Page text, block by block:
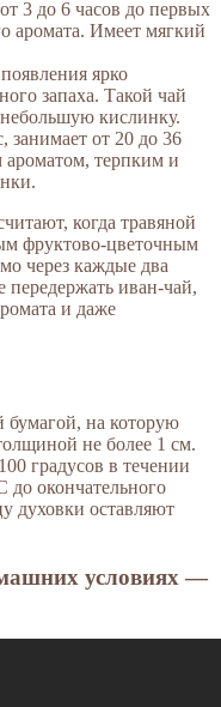
3 до 6 часов до первых
аромата. Имеет мягкий
ярко
запаха. Такой чай
кислинку.
занимает от 20 до 36
ароматом, терпким и
когда травяной
фруктово-цветочным
через каждые два
иван-чай,
и даже
бумагой, на которую
не более 1 см.
градусов в течении
до окончательного
духовки оставляют
условиях —